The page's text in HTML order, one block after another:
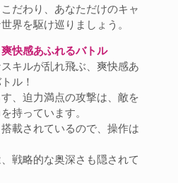
だわり、あなただけのキャ
界を駆け巡りましょう。
快感あふれるバトル
キルが乱れ飛ぶ、爽快感あ
ル！
、迫力満点の攻撃は、敵を
持っています。
載されているので、操作は
戦略的な奥深さも隠されて